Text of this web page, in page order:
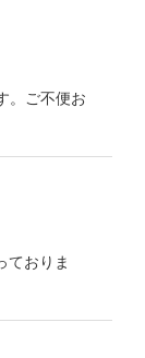
。ご不便お
ておりま